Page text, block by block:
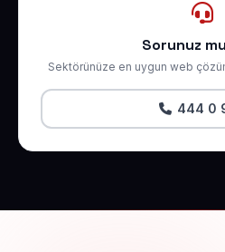
Sorunuz
Sektörünüze en uygun web
444 0